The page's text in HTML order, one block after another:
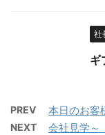
社
ギ
PREV 本日のお客
NEXT 会社見学～